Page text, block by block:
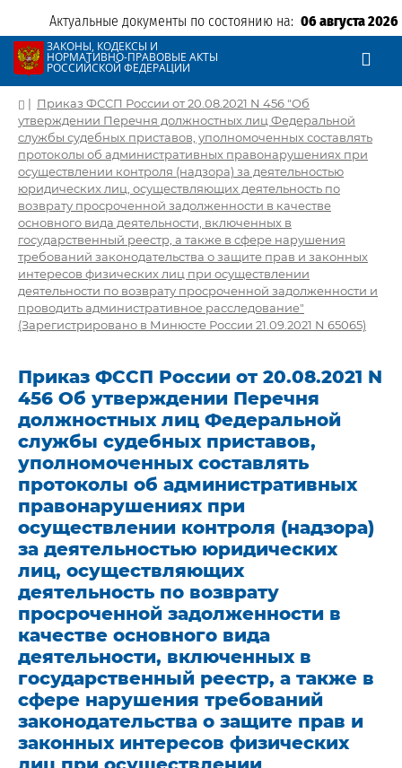
Актуальные документы по состоянию на: 06 августа 2026
ЗАКОНЫ, КОДЕКСЫ И
НОРМАТИВНО-ПРАВОВЫЕ АКТЫ
РОССИЙСКОЙ ФЕДЕРАЦИИ
| Приказ ФССП России от 20.08.2021 N 456 "Об
утверждении Перечня должностных лиц Федеральной
службы судебных приставов, уполномоченных составлять
протоколы об административных правонарушениях при
осуществлении контроля (надзора) за деятельностью
юридических лиц, осуществляющих деятельность по
возврату просроченной задолженности в качестве
основного вида деятельности, включенных в
государственный реестр, а также в сфере нарушения
требований законодательства о защите прав и законных
интересов физических лиц при осуществлении
деятельности по возврату просроченной задолженности и
проводить административное расследование"
(Зарегистрировано в Минюсте России 21.09.2021 N 65065)
Приказ ФССП России от 20.08.2021 N
456 Об утверждении Перечня
должностных лиц Федеральной
службы судебных приставов,
уполномоченных составлять
протоколы об административных
правонарушениях при
осуществлении контроля (надзора)
за деятельностью юридических
лиц, осуществляющих
деятельность по возврату
просроченной задолженности в
качестве основного вида
деятельности, включенных в
государственный реестр, а также в
сфере нарушения требований
законодательства о защите прав и
законных интересов физических